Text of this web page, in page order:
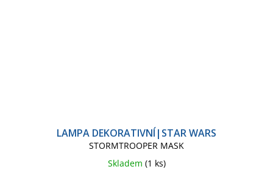
LAMPA DEKORATIVNÍ|STAR WARS
STORMTROOPER MASK
Skladem (1 ks)